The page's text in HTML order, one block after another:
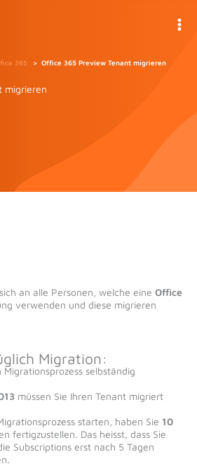
365 Office 365 Preview Tenant migrieren
migrieren
an alle Personen, welche eine Office
verwenden und diese migrieren
Migration:
Migrationsprozess selbständig
müssen Sie Ihren Tenant migriert
starten, haben Sie 10
fertigzustellen. Das heisst, dass Sie
Subscriptions erst nach 5 Tagen